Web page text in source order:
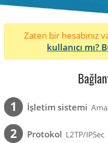
Zaten bir hesabınız
kullanıcı mı?
1 İşletim sistemi
2 Protokol L2TP/IPSec